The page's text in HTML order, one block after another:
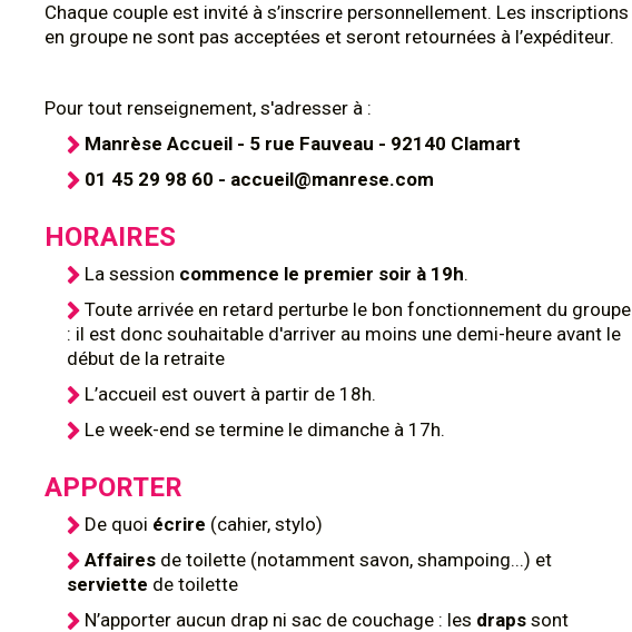
Chaque couple est invité à s’inscrire personnellement. Les inscriptions
en groupe ne sont pas acceptées et seront retournées à l’expéditeur.
Pour tout renseignement, s'adresser à :
Manrèse Accueil - 5 rue Fauveau - 92140 Clamart
01 45 29 98 60 - accueil@manrese.com
HORAIRES
La session commence le premier soir à 19h.
Toute arrivée en retard perturbe le bon fonctionnement du groupe
: il est donc souhaitable d'arriver au moins une demi-heure avant le
début de la retraite
L’accueil est ouvert à partir de 18h.
Le week-end se termine le dimanche à 17h.
APPORTER
De quoi écrire (cahier, stylo)
Affaires de toilette (notamment savon, shampoing...) et
serviette de toilette
N’apporter aucun drap ni sac de couchage : les draps sont